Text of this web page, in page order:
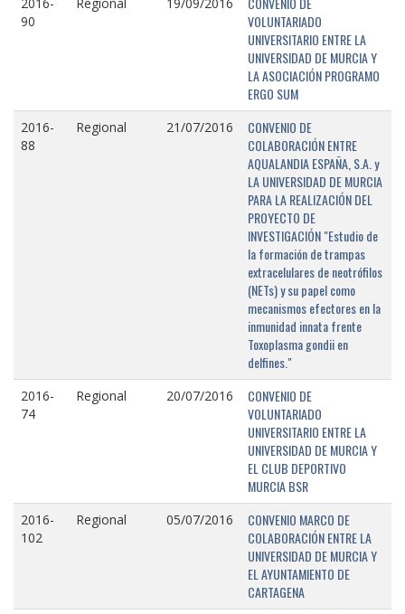
90
VOLUNTARIADO
UNIVERSITARIO ENTRE LA
UNIVERSIDAD DE MURCIA Y
LA ASOCIACIÓN PROGRAMO
ERGO SUM
2016-
88
Regional 21/07/2016
CONVENIO DE
COLABORACIÓN ENTRE
AQUALANDIA ESPAÑA, S.A. y
LA UNIVERSIDAD DE MURCIA
PARA LA REALIZACIÓN DEL
PROYECTO DE
INVESTIGACIÓN "Estudio de
la formación de trampas
extracelulares de neotrófilos
(NETs) y su papel como
mecanismos efectores en la
inmunidad innata frente
Toxoplasma gondii en
delfines."
2016-
74
Regional 20/07/2016
CONVENIO DE
VOLUNTARIADO
UNIVERSITARIO ENTRE LA
UNIVERSIDAD DE MURCIA Y
EL CLUB DEPORTIVO
MURCIA BSR
2016-
102
Regional 05/07/2016
CONVENIO MARCO DE
COLABORACIÓN ENTRE LA
UNIVERSIDAD DE MURCIA Y
EL AYUNTAMIENTO DE
CARTAGENA